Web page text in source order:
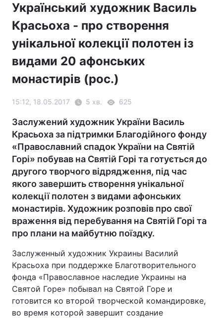
Головна Війна
Український художник Василь
Красьоха - про створення
унікальної колекції полотен із
видами 20 афонських
монастирів (рос.)
15:12, 18.05.2017 5 хв. 625
Заслужений художник України Василь
Красьоха за підтримки Благодійного фонду
«Православний спадок України на Святій
Горі» побував на Святій Горі та готується до
другого творчого відрядження, під час
якого завершить створення унікальної
колекції полотен з видами афонських
монастирів. Художник розповів про свої
враження від перебування на Святій Горі та
про плани на майбутню поїздку.
Заслуженный художник Украины Василий
Красьоха при поддержке Благотворительного
фонда «Православное наследие Украины на
Святой Горе» побывал на Святой Горе и
готовится ко второй творческой командировке,
во время которой завершит создание